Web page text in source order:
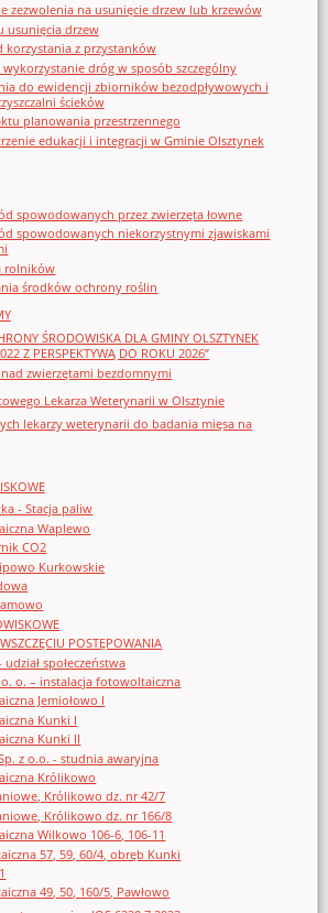
zezwolenia na usunięcie drzew lub krzewów
usunięcia drzew
korzystania z przystanków
dróg w sposób szczególny
do ewidencji zbiorników bezodpływowych i
ścieków
planowania przestrzennego
edukacji i integracji w Gminie Olsztynek
spowodowanych przez zwierzęta łowne
spowodowanych niekorzystnymi zjawiskami
rolników
środków ochrony roślin
ŚRODOWISKA DLA GMINY OLSZTYNEK
Z PERSPEKTYWĄ DO ROKU 2026”
zwierzętami bezdomnymi
Lekarza Weterynarii w Olsztynie
lekarzy weterynarii do badania mięsa na
- Stacja paliw
Waplewo
CO2
Kurkowskie
POSTĘPOWANIA
społeczeństwa
o. – instalacja fotowoltaiczna
Jemiołowo I
Kunki I
Kunki II
z o.o. - studnia awaryjna
Królikowo
Królikowo dz. nr 42/7
Królikowo dz. nr 166/8
Wilkowo 106-6, 106-11
57, 59, 60/4, obręb Kunki
49, 50, 160/5, Pawłowo